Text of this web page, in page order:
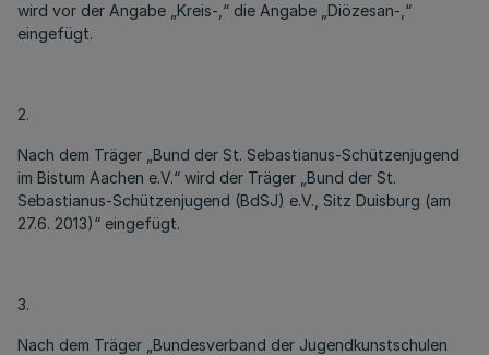
wird vor der Angabe „Kreis-,“ die Angabe „Diözesan-,“
eingefügt.
2.
Nach dem Träger „Bund der St. Sebastianus-Schützenjugend
im Bistum Aachen e.V.“ wird der Träger „Bund der St.
Sebastianus-Schützenjugend (BdSJ) e.V., Sitz Duisburg (am
27.6. 2013)“ eingefügt.
3.
Nach dem Träger „Bundesverband der Jugendkunstschulen